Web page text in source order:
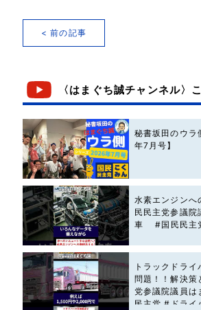
< 前の記事
〈はまぐち誠チャンネル〉
秘書坂田のウ
年7月号】
水素エンジン
民民主党参議
車 #国民民主
トラックドラ
問題！！解決
党参議院議員
民主党 #ドライ